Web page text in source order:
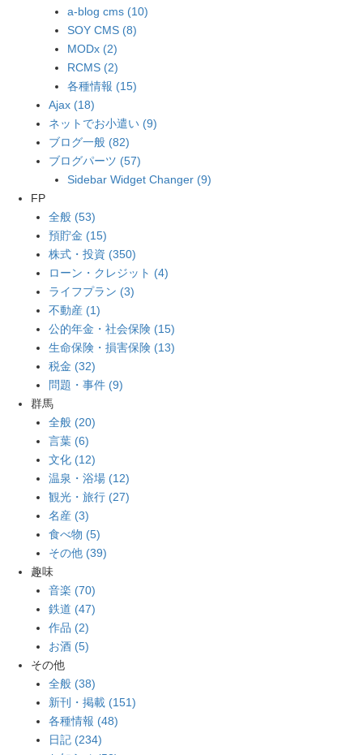
a-blog cms (10)
SOY CMS (8)
MODx (2)
RCMS (2)
各種情報 (15)
Ajax (18)
ネットでお小遣い (9)
ブログ一般 (82)
ブログパーツ (57)
Sidebar Widget Changer (9)
FP
全般 (53)
預貯金 (15)
株式・投資 (350)
ローン・クレジット (4)
ライフプラン (3)
不動産 (1)
公的年金・社会保険 (15)
生命保険・損害保険 (13)
税金 (32)
問題・事件 (9)
群馬
全般 (20)
言葉 (6)
文化 (12)
温泉・浴場 (12)
観光・旅行 (27)
名産 (3)
食べ物 (5)
その他 (39)
趣味
音楽 (70)
鉄道 (47)
作品 (2)
お酒 (5)
その他
全般 (38)
新刊・掲載 (151)
各種情報 (48)
日記 (234)